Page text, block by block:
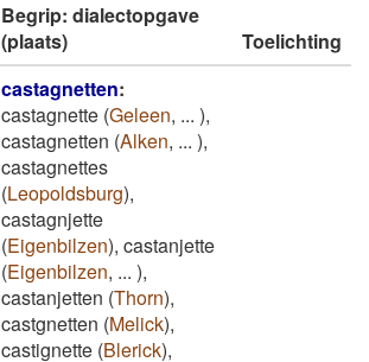
Begrip: dialectopgave
(plaats)
Toelichting
castagnetten:
castagnette (Geleen, ... ),
castagnetten (Alken, ... ),
castagnettes
(Leopoldsburg),
castagnjette
(Eigenbilzen), castanjette
(Eigenbilzen, ... ),
castanjetten (Thorn),
castgnetten (Melick),
castignette (Blerick),